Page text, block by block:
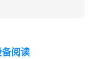
备阅读